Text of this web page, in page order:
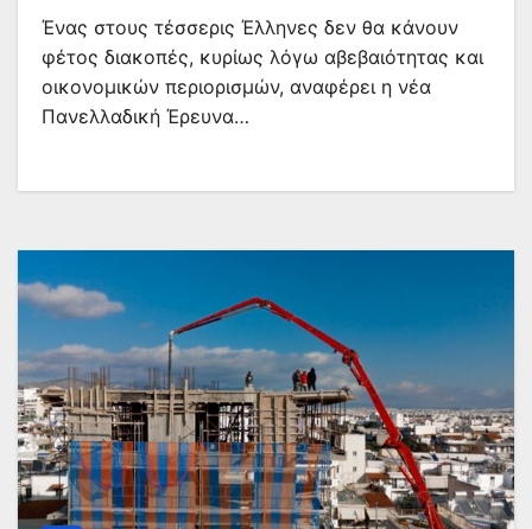
Ένας στους τέσσερις Έλληνες δεν θα κάνουν
φέτος διακοπές, κυρίως λόγω αβεβαιότητας και
οικονομικών περιορισμών, αναφέρει η νέα
Πανελλαδική Έρευνα…